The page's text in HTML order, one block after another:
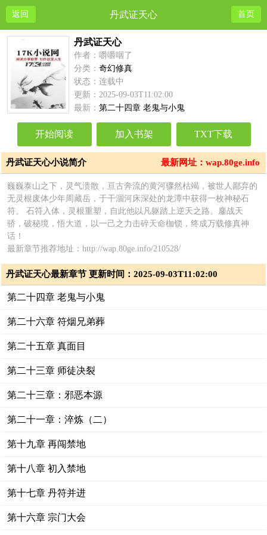
返回 丹武证天心 首页
丹武证天心
作者：嚼嚼咽了
分类：奇幻修真
状态：连载中
更新：2025-09-03T11:02:00
最新：第二十四章 老鬼与小鬼
开始阅读 加入书架 TXT下载
最新网址：wap.80ge.info
丹武证天心小说简介
巍巍泰山之下，灵气溃散，亘古奔流的黄河骤然枯竭，被世人鄙弃的
无灵根废体少年周藏岳，于干涸河床深处的龙潭中获得一枚神秘石
符。 石符入体，灵根重塑，自此他以凡躯踏上逆天之路。鏖战天
骄，破秘境，悟大道，以一己之力击碎天命枷锁，终成万载修真神
话！
最新章节推荐地址：http://wap.80ge.info/210528/
丹武证天心最新章节 更新时间：2025-09-03T11:02:00
第二十四章 老鬼与小鬼
第二十六章 符烟兄弟葬
第二十五章 真面目
第二十三章 师徒决裂
第二十三章：邪恶本源
第二十一章：淬炼（二）
第十九章 再闯禁地
第十八章 初入禁地
第十七章 丹符并进
第十六章 宗门大会